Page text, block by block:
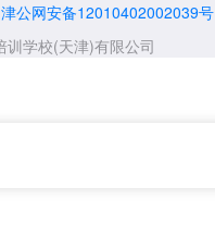
津公网安备12010402002039号
训学校(天津)有限公司